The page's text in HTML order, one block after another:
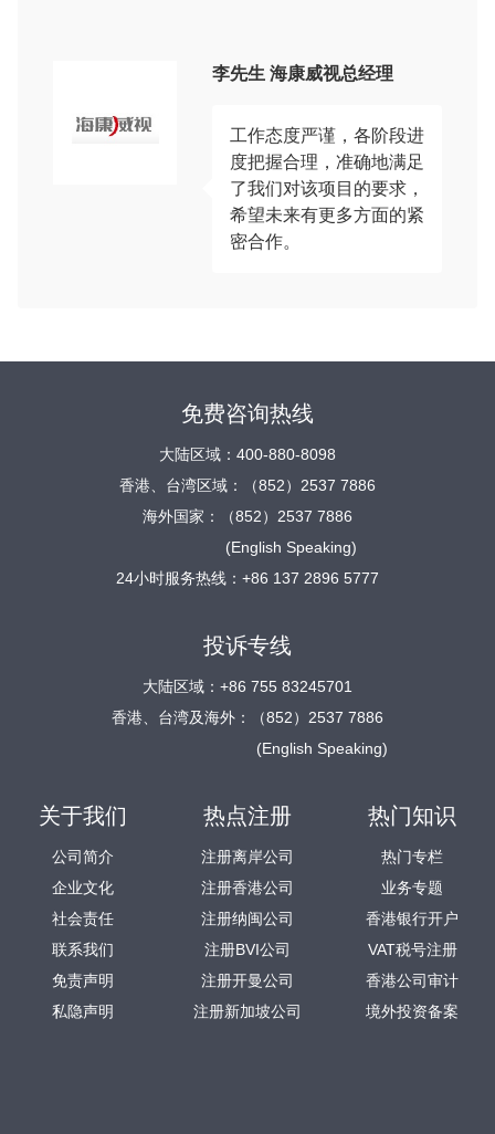
李先生 海康威视总经理
工作态度严谨，各阶段进
度把握合理，准确地满足
了我们对该项目的要求，
希望未来有更多方面的紧
密合作。
免费咨询热线
大陆区域：400-880-8098
香港、台湾区域：（852）2537 7886
海外国家：（852）2537 7886
(English Speaking)
24小时服务热线：+86 137 2896 5777
投诉专线
大陆区域：+86 755 83245701
香港、台湾及海外：（852）2537 7886
(English Speaking)
关于我们
公司简介
企业文化
社会责任
联系我们
免责声明
私隐声明
热点注册
注册离岸公司
注册香港公司
注册纳闽公司
注册BVI公司
注册开曼公司
注册新加坡公司
热门知识
热门专栏
业务专题
香港银行开户
VAT税号注册
香港公司审计
境外投资备案